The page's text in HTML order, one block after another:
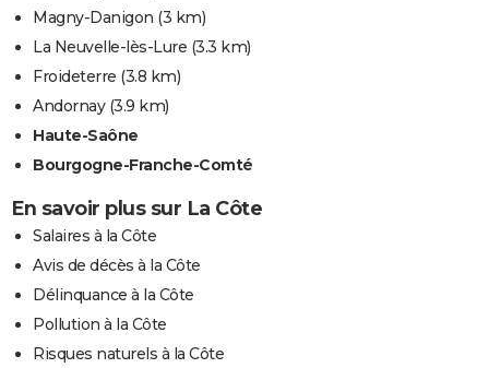
Magny-Danigon (3 km)
La Neuvelle-lès-Lure (3.3 km)
Froideterre (3.8 km)
Andornay(3.9 km)
Haute-Saône
Bourgogne-Franche-Comté
En savoir plus sur La Côte
Salaires à la Côte
Avis de décès à la Côte
Délinquance à la Côte
Pollution à la Côte
Risques naturels à la Côte